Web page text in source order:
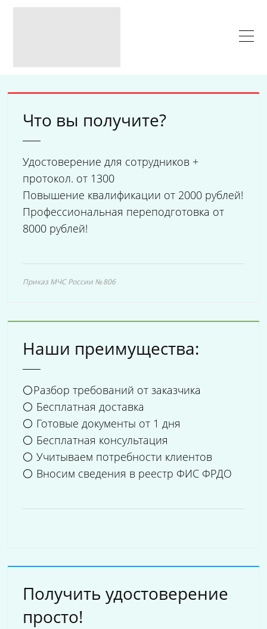
Что вы получите?
Удостоверение для сотрудников +
протокол. от 1300
Повышение квалификации от 2000 рублей!
Профессиональная переподготовка от
8000 рублей!
Приказ МЧС России № 806
Наши преимущества:
⚪Разбор требований от заказчика
⚪ Бесплатная доставка
⚪ Готовые документы от 1 дня
⚪ Бесплатная консультация
⚪ Учитываем потребности клиентов
⚪ Вносим сведения в реестр ФИС ФРДО
Получить удостоверение
просто!